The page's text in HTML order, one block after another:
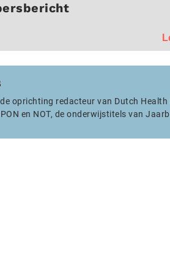
oprichting redacteur van Dutch Health
en NOT, de onderwijstitels van